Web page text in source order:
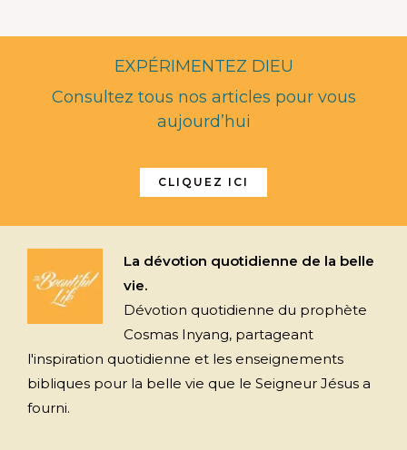
EXPÉRIMENTEZ DIEU
Consultez tous nos articles pour vous
aujourd’hui
CLIQUEZ ICI
La dévotion quotidienne de la belle
vie.
Dévotion quotidienne du prophète
Cosmas Inyang, partageant
l'inspiration quotidienne et les enseignements
bibliques pour la belle vie que le Seigneur Jésus a
fourni.